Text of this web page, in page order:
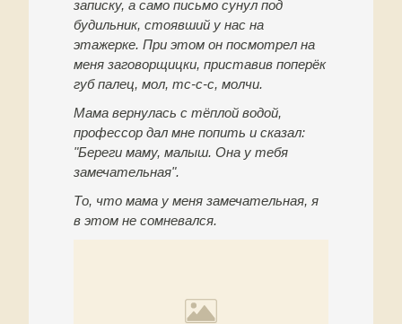
записку, а само письмо сунул под
будильник, стоявший у нас на
этажерке. При этом он посмотрел на
меня заговорщицки, приставив поперёк
губ палец, мол, тс-с-с, молчи.
Мама вернулась с тёплой водой,
профессор дал мне попить и сказал:
"Береги маму, малыш. Она у тебя
замечательная".
То, что мама у меня замечательная, я
в этом не сомневался.